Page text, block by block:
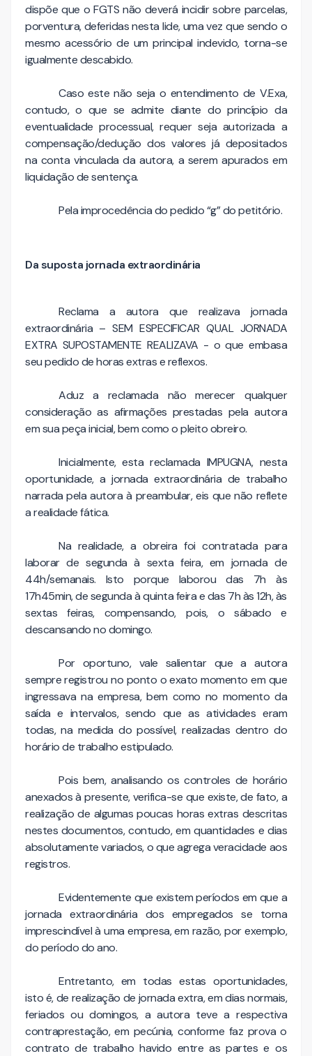
dispõe que o FGTS não deverá incidir sobre parcelas,
porventura, deferidas nesta lide, uma vez que sendo o
mesmo acessório de um principal indevido, torna-se
igualmente descabido.
Caso este não seja o entendimento de V.Exa,
contudo, o que se admite diante do princípio da
eventualidade processual, requer seja autorizada a
compensação/dedução dos valores já depositados
na conta vinculada da autora, a serem apurados em
liquidação de sentença.
Pela improcedência do pedido “g” do petitório.
Da suposta jornada extraordinária
Reclama a autora que realizava jornada
extraordinária – SEM ESPECIFICAR QUAL JORNADA
EXTRA SUPOSTAMENTE REALIZAVA - o que embasa
seu pedido de horas extras e reflexos.
Aduz a reclamada não merecer qualquer
consideração as afirmações prestadas pela autora
em sua peça inicial, bem como o pleito obreiro.
Inicialmente, esta reclamada IMPUGNA, nesta
oportunidade, a jornada extraordinária de trabalho
narrada pela autora à preambular, eis que não reflete
a realidade fática.
Na realidade, a obreira foi contratada para
laborar de segunda à sexta feira, em jornada de
44h/semanais. Isto porque laborou das 7h às
17h45min, de segunda à quinta feira e das 7h às 12h, às
sextas feiras, compensando, pois, o sábado e
descansando no domingo.
Por oportuno, vale salientar que a autora
sempre registrou no ponto o exato momento em que
ingressava na empresa, bem como no momento da
saída e intervalos, sendo que as atividades eram
todas, na medida do possível, realizadas dentro do
horário de trabalho estipulado.
Pois bem, analisando os controles de horário
anexados à presente, verifica-se que existe, de fato, a
realização de algumas poucas horas extras descritas
nestes documentos, contudo, em quantidades e dias
absolutamente variados, o que agrega veracidade aos
registros.
Evidentemente que existem períodos em que a
jornada extraordinária dos empregados se torna
imprescindível à uma empresa, em razão, por exemplo,
do período do ano.
Entretanto, em todas estas oportunidades,
isto é, de realização de jornada extra, em dias normais,
feriados ou domingos, a autora teve a respectiva
contraprestação, em pecúnia, conforme faz prova o
contrato de trabalho havido entre as partes e os